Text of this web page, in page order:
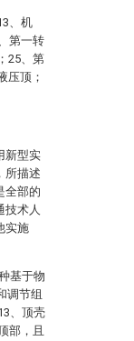
、机
第一转
25、第
压顶；
新型实
所描述
全部的
技术人
实施
基于物
调节组
、顶壳
部，且